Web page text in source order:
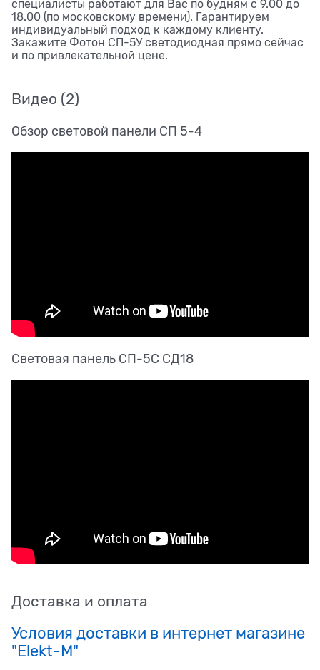
специалисты работают для Вас по будням с 9.00 до
18.00 (по московскому времени). Гарантируем
индивидуальный подход к каждому клиенту.
Закажите Фотон СП-5У светодиодная прямо сейчас
и по привлекательной цене.
Видео (2)
Обзор световой панели СП 5-4
Световая панель СП-5С СД18
Доставка и оплата
Условия доставки в интернет магазине
"Elekt-M"